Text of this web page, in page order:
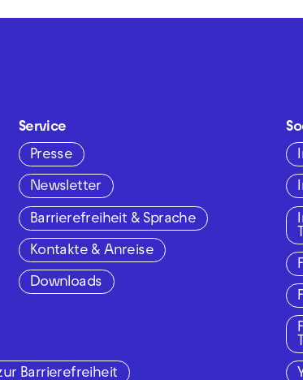
Service
Presse
Newsletter
Barrierefreiheit & Sprache
Kontakte & Anreise
Downloads
Barrierefreiheit